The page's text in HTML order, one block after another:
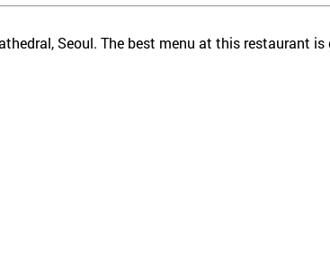
Seoul. The best menu at this restaurant